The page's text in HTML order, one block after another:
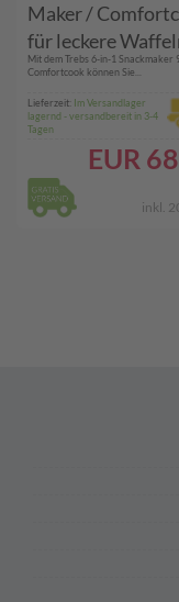
Maker /
für leckere
Donuts, Cake
Madeleine-
Waffelschalen
und Mini-Kuchen
Mit dem Trebs 6-in-1 Snackmaker
Comfortcook können Sie...
Lieferzeit: Im Versandlager
lagernd - versandbereit in 3-4
Tagen
EUR
inkl.